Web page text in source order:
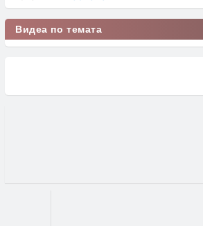
Видеа по темата